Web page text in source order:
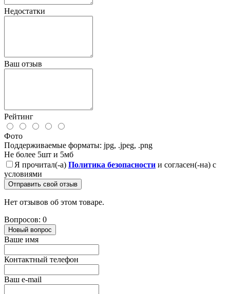
Недостатки
Ваш отзыв
Рейтинг
Фото
Поддерживаемые форматы: jpg, .jpeg, .png
Не более 5шт и 5мб
Я прочитал(-а) Политика безопасности и согласен(-на) с
условиями
Отправить свой отзыв
Нет отзывов об этом товаре.
Вопросов: 0
Новый вопрос
Ваше имя
Контактный телефон
Ваш e-mail